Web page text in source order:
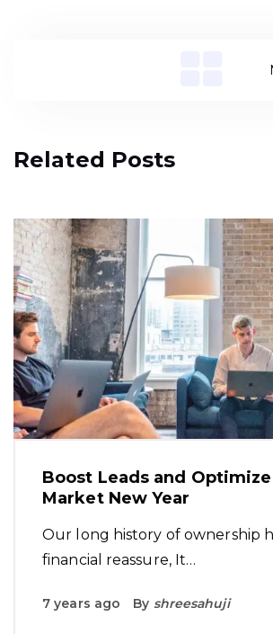
Related Posts
Boost Leads and Optimize
Market New Year
Our long history of ownership
financial reassure, It…
7 years ago By shreesahuji